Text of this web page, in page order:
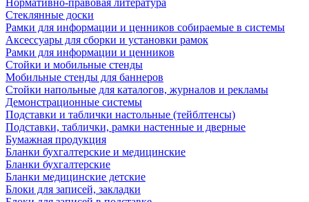
Нормативно-правовая литература
Стеклянные доски
Рамки для информации и ценников собираемые в системы
Аксессуары для сборки и установки рамок
Рамки для информации и ценников
Стойки и мобильные стенды
Мобильные стенды для баннеров
Стойки напольные для каталогов, журналов и рекламы
Демонстрационные системы
Подставки и таблички настольные (тейблтенсы)
Подставки, таблички, рамки настенные и дверные
Бумажная продукция
Бланки бухгалтерские и медицинские
Бланки бухгалтерские
Бланки медицинские детские
Блоки для записей, закладки